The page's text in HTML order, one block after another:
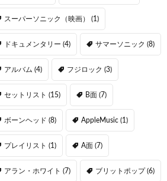
スーパーソニック（映画） (1)
ドキュメンタリー (4) サマーソニック (8)
アルバム (4) フジロック (3)
セットリスト (15) B面 (7)
ボーンヘッド (8) AppleMusic (1)
プレイリスト (1) A面 (7)
アラン・ホワイト (7) ブリットポップ(6)